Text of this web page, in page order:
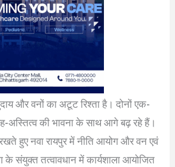
और वनों का अटूट रिश्ता है। दोनों एक-
की भावना के साथ आगे बढ़ रहे हैं।
हुए नवा रायपुर में नीति आयोग और वन एवं
के संयुक्त तत्वावधान में कार्यशाला आयोजित